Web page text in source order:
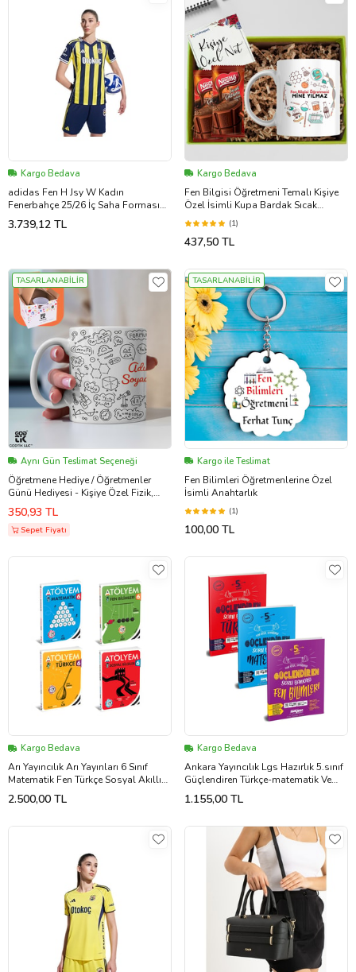
Kargo Bedava
adidas Fen H Jsy W Kadın
Fenerbahçe 25/26 İç Saha Forması
KD7285 Sarı
3.739,12 TL
Kargo Bedava
Fen Bilgisi Öğretmeni Temalı Kişiye
Özel İsimli Kupa Bardak Sıcak
Çikolata Hediye Seti
(1)
437,50 TL
TASARLANABİLİR
Aynı Gün Teslimat Seçeneği
Öğretmene Hediye / Öğretmenler
Günü Hediyesi - Kişiye Özel Fizik,
Kimya, Biyoloji, Matematik, Fen
Bilgisi Formülleri Premium Porselen
Kupa GDTK-901016
350,93 TL
Sepet Fiyatı
TASARLANABİLİR
Kargo ile Teslimat
Fen Bilimleri Öğretmenlerine Özel
İsimli Anahtarlık
(1)
100,00 TL
Kargo Bedava
Arı Yayıncılık Arı Yayınları 6 Sınıf
Matematik Fen Türkçe Sosyal Akıllı
Atölyem Seti 4 Kitap 2024 (Çok
Renkli)
2.500,00 TL
Kargo Bedava
Ankara Yayıncılık Lgs Hazırlık 5.sınıf
Güçlendiren Türkçe-matematik Ve
Fen Bilimleri Soru Bankası (Çok
Renkli)
1.155,00 TL